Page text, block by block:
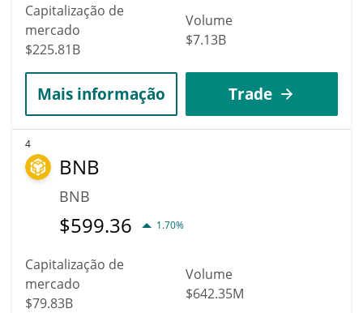
Capitalização de
mercado
$225.81B
Volume
$7.13B
Mais informação Trade
4
BNB
BNB
$599.36 1.70%
Capitalização de
mercado
$79.83B
Volume
$642.35M